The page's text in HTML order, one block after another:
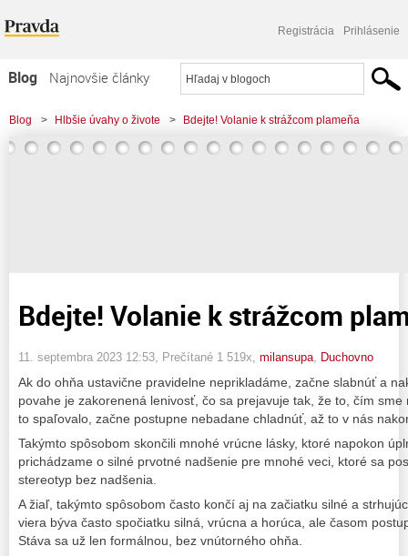
Registrácia Prihlásenie
Blog
Najnovšie články
Najčítanejšie články
Najkomentovanejšie články
Blog > Hlbšie úvahy o živote > Bdejte! Volanie k strážcom plameňa
Bdejte! Volanie k strážcom
11. septembra 2023 12:53 , Prečítané 1 519x, milansupa Duchovno
Ak do ohňa ustavične pravidelne neprikladáme, začne slabnúť a
povahe je zakorenená lenivosť, čo sa prejavuje tak, že to, čím
to spaľovalo, začne postupne nebadane chladnúť, až to v nás
Takýmto spôsobom skončili mnohé vrúcne lásky, ktoré napokon
prichádzame o silné prvotné nadšenie pre mnohé veci, ktoré sa
stereotyp bez nadšenia.
A žiaľ, takýmto spôsobom často končí aj na začiatku silné a
viera býva často spočiatku silná, vrúcna a horúca, ale časom
Stáva sa už len formálnou, bez vnútorného ohňa.